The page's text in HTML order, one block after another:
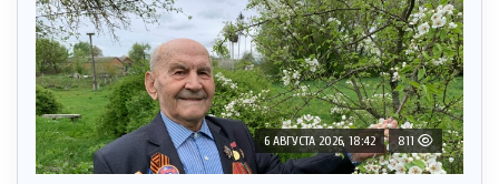
6 АВГУСТА 2026, 18:42 811